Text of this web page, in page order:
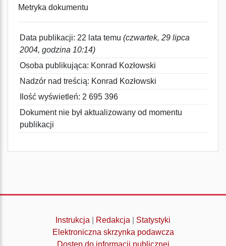
Metryka dokumentu
Data publikacji: 22 lata temu (czwartek, 29 lipca
2004, godzina 10:14)
Osoba publikująca: Konrad Kozłowski
Nadzór nad treścią: Konrad Kozłowski
Ilość wyświetleń: 2 695 396
Dokument nie był aktualizowany od momentu
publikacji
Instrukcja Redakcja
Statystyki
Elektroniczna skrzynka podawcza
Dostęp do informacji publicznej